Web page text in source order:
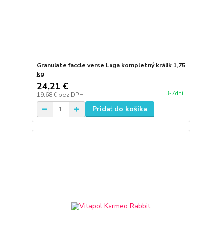
Granulate faccle verse Laga kompletný králik 1,75
kg
24,21 €
19,68 € bez DPH 3-7dní
Pridať do košíka